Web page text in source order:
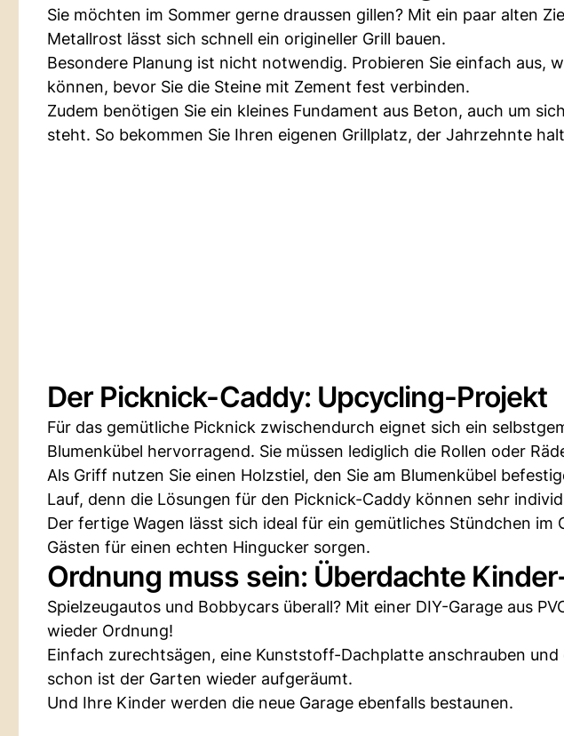
Sie möchten im Sommer gerne draussen gillen? Mit ein paar alten
Metallrost lässt sich schnell ein origineller Grill bauen.
Besondere Planung ist nicht notwendig. Probieren Sie einfach aus,
können, bevor Sie die Steine mit Zement fest verbinden.
Zudem benötigen Sie ein kleines Fundament aus Beton, auch um
steht. So bekommen Sie Ihren eigenen Grillplatz, der Jahrzehnte
Der Picknick-Caddy: Upcycling-Projekt
Für das gemütliche Picknick zwischendurch eignet sich ein
Blumenkübel hervorragend. Sie müssen lediglich die Rollen oder
Als Griff nutzen Sie einen Holzstiel, den Sie am Blumenkübel
Lauf, denn die Lösungen für den Picknick-Caddy können sehr
Der fertige Wagen lässt sich ideal für ein gemütliches Stündchen
Gästen für einen echten Hingucker sorgen.
Ordnung muss sein: Überdachte
Spielzeugautos und Bobbycars überall? Mit einer DIY-Garage aus
wieder Ordnung!
Einfach zurechtsägen, eine Kunststoff-Dachplatte anschrauben
schon ist der Garten wieder aufgeräumt.
Und Ihre Kinder werden die neue Garage ebenfalls bestaunen.